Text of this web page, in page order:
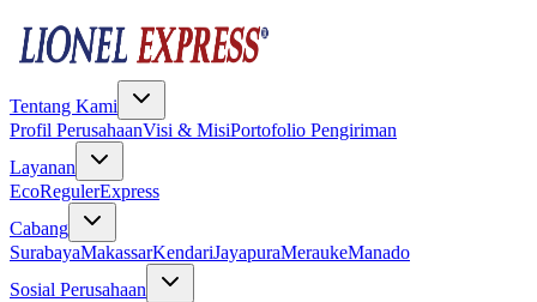
Tentang Kami
Profil PerusahaanVisi & MisiPortofolio Pengiriman
Layanan
EcoRegulerExpress
Cabang
SurabayaMakassarKendariJayapuraMeraukeManado
Sosial Perusahaan